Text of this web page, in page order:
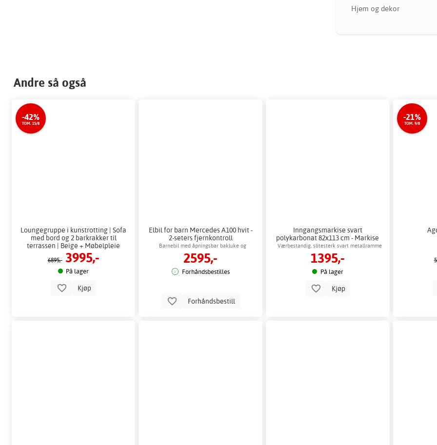
Hjem og dekor
Andre så også
-42%
TOM. 15/8
Loungegruppe i kunstrotting | Sofa
med bord og 2 barkrakker til
terrassen | Beige + Møbelpleie
6895,- 3995,-
På lager
Kjøp
Elbil for barn Mercedes A100 hvit -
2-seters fjernkontroll
Barnebil med åpningsbar bakluke og
musikkavspilling
2595,-
Forhåndsbestilles
Forhåndsbestill
Inngangsmarkise svart
polykarbonat 82x113 cm - Markise
over dør
Værbestandig, slitesterk svart metallramme
1395,-
På lager
Kjøp
-21%
TOM. 9/8